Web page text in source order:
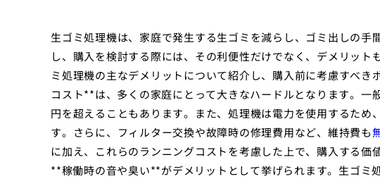
生ゴミ処理機は、家庭で発生する生ゴミを減らし、ゴミ出しの
し、購入を検討する際には、その利便性だけでなく、デメリッ
ミ処理機の主なデメリットについて紹介し、購入前に考慮すべ
コスト**は、多くの家庭にとって大きなハードルとなります。一
円を超えることもあります。また、処理機は電力を使用するた
す。さらに、フィルター交換や故障時の修理費用など、維持費も
に加え、これらのランニングコストを考慮した上で、購入する価
**稼働時の音や臭い**がデメリットとして挙げられます。生ゴミ